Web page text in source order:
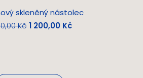
skleněný nástolec
cena
Kč Zvýhodněná cena
1 200,00 Kč